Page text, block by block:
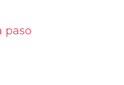
paso